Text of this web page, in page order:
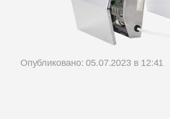
Опубликовано: 05.07.2023 в 12:41